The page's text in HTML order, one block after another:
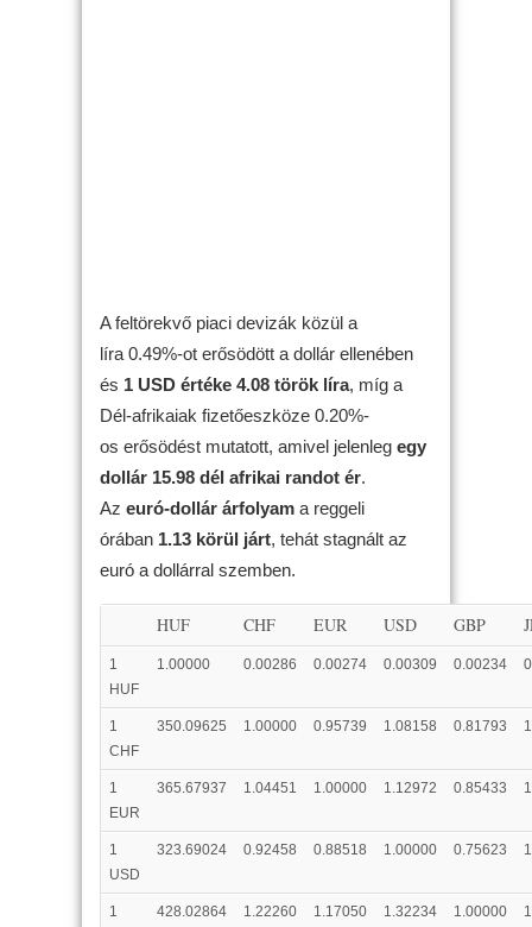
A feltörekvő piaci devizák közül a
líra 0.49%-ot erősödött a dollár ellenében
és 1 USD értéke 4.08 török líra, míg a
Dél-afrikaiak fizetőeszköze 0.20%-
os erősödést mutatott, amivel jelenleg egy
dollár 15.98 dél afrikai randot ér.
Az euró-dollár árfolyam a reggeli
órában 1.13 körül járt, tehát stagnált az
euró a dollárral szemben.
HUF CHF EUR USD GBP
1
HUF
1.00000 0.00286 0.00274 0.00309 0.00234
1
CHF
350.09625 1.00000 0.95739 1.08158 0.81793
1
EUR
365.67937 1.04451 1.00000 1.12972 0.85433
1
USD
323.69024 0.92458 0.88518 1.00000 0.75623
1
428.02864 1.22260 1.17050 1.32234 1.00000